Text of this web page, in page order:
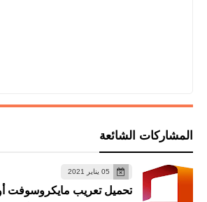
المشاركات الشائعة
05 يناير 2021
تحميل تعريب مايكروسوفت أوفيس